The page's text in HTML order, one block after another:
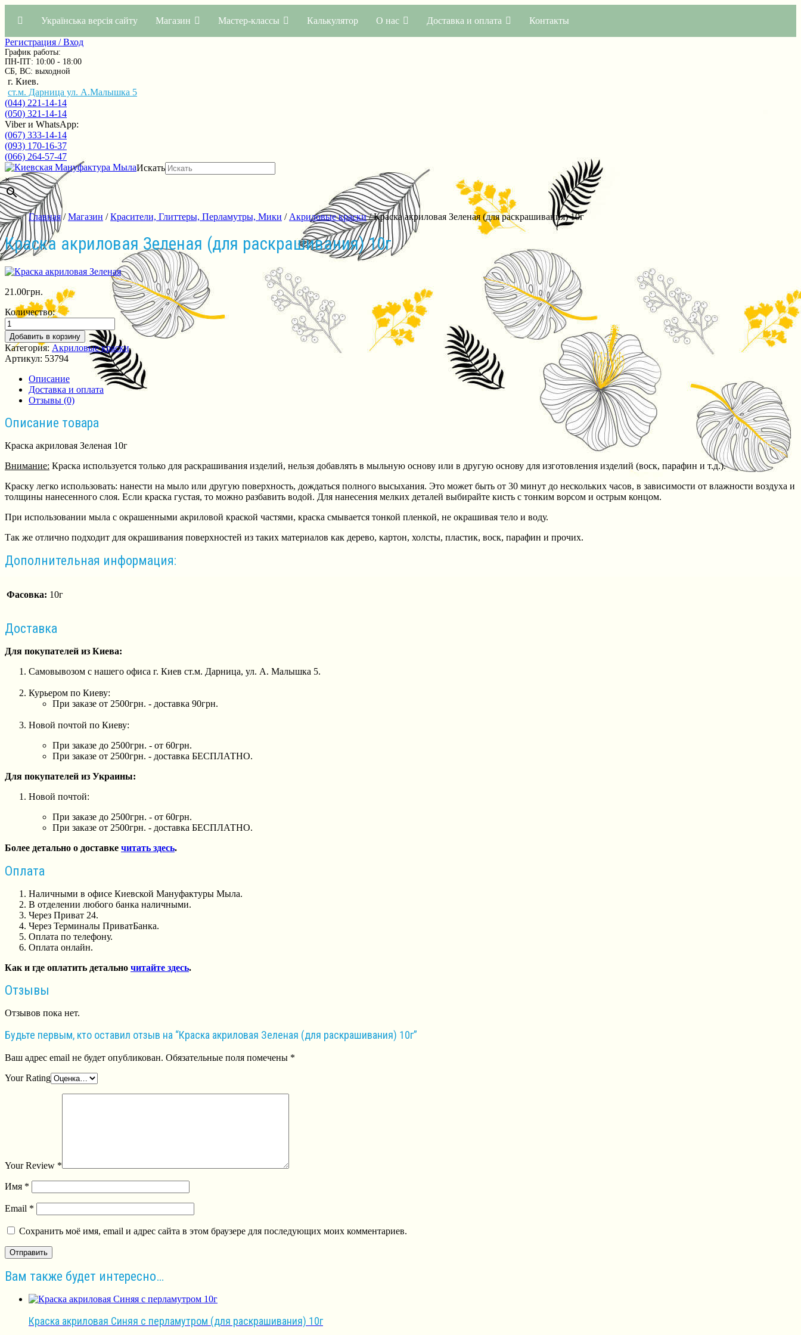
Українська версія сайту Магазин Мастер-классы Калькулятор О нас Доставка и оплата Контакты
Регистрация / Вход
График работы:
ПН-ПТ: 10:00 - 18:00
СБ, ВС: выходной
г. Киев.
ст.м. Дарница ул. А.Малышка 5
(044) 221-14-14
(050) 321-14-14
Viber и WhatsApp:
(067) 333-14-14
(093) 170-16-37
(066) 264-57-47
Искать
×
Главная/Магазин /Красители, Глиттеры, Перламутры, Мики / Акриловые краски/ Краска акриловая Зеленая (для раскрашивания) 10г
Краска акриловая Зеленая (для раскрашивания) 10г
21.00грн.
Количество:
Добавить в корзину
Категория: Акриловые краски
Артикул: 53794
Описание
Доставка и оплата
Отзывы (0)
Описание товара
Краска акриловая Зеленая 10г
Внимание: Краска используется только для раскрашивания изделий, нельзя добавлять в мыльную основу или в другую основу для изготовления изделий (воск, парафин и т.д.).
Краску легко использовать: нанести на мыло или другую поверхность, дождаться полного высыхания. Это может быть от 30 минут до нескольких часов, в зависимости от влажности воздуха и
толщины нанесенного слоя. Если краска густая, то можно разбавить водой. Для нанесения мелких деталей выбирайте кисть с тонким ворсом и острым концом.
При использовании мыла с окрашенными акриловой краской частями, краска смывается тонкой пленкой, не окрашивая тело и воду.
Так же отлично подходит для окрашивания поверхностей из таких материалов как дерево, картон, холсты, пластик, воск, парафин и прочих.
Дополнительная информация:
Фасовка: 10г
Доставка
Для покупателей из Киева:
Самовывозом с нашего офиса г. Киев ст.м. Дарница, ул. А. Малышка 5.
Курьером по Киеву:
При заказе от 2500грн. - доставка 90грн.
Новой почтой по Киеву:
При заказе до 2500грн. - от 60грн.
При заказе от 2500грн. - доставка БЕСПЛАТНО.
Для покупателей из Украины:
Новой почтой:
При заказе до 2500грн. - от 60грн.
При заказе от 2500грн. - доставка БЕСПЛАТНО.
Более детально о доставке читать здесь.
Оплата
Наличными в офисе Киевской Мануфактуры Мыла.
В отделении любого банка наличными.
Через Приват 24.
Через Терминалы ПриватБанка.
Оплата по телефону.
Оплата онлайн.
Как и где оплатить детально читайте здесь.
Отзывы
Отзывов пока нет.
Будьте первым, кто оставил отзыв на “Краска акриловая Зеленая (для раскрашивания) 10г”
Ваш адрес email не будет опубликован. Обязательные поля помечены *
Your Rating
Your Review *
Имя *
Email *
Сохранить моё имя, email и адрес сайта в этом браузере для последующих моих комментариев.
Вам также будет интересно…
Краска акриловая Синяя с перламутром (для раскрашивания) 10г